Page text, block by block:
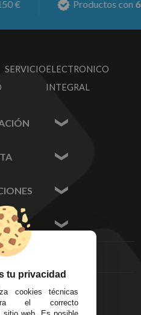
Productos con6
ELECTRONICO
INTEGRAL
de Toros.
135
de Privacidad
tu privacidad
cookies técnicas
el correcto